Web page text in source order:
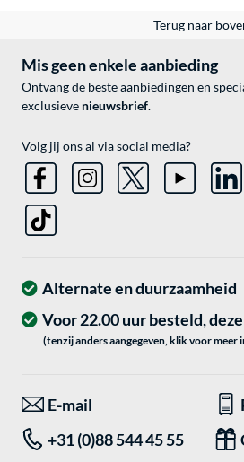
Terug naar
Mis geen enkele aanbieding
Ontvang de beste aanbiedingen en
exclusieve nieuwsbrief.
Volg jij ons al via social media?
Alternate en duurzaamheid
Voor 22.00 uur besteld,
(tenzij anders aangegeven, klik voor meer
E-mail
+31 (0)88 544 45 55